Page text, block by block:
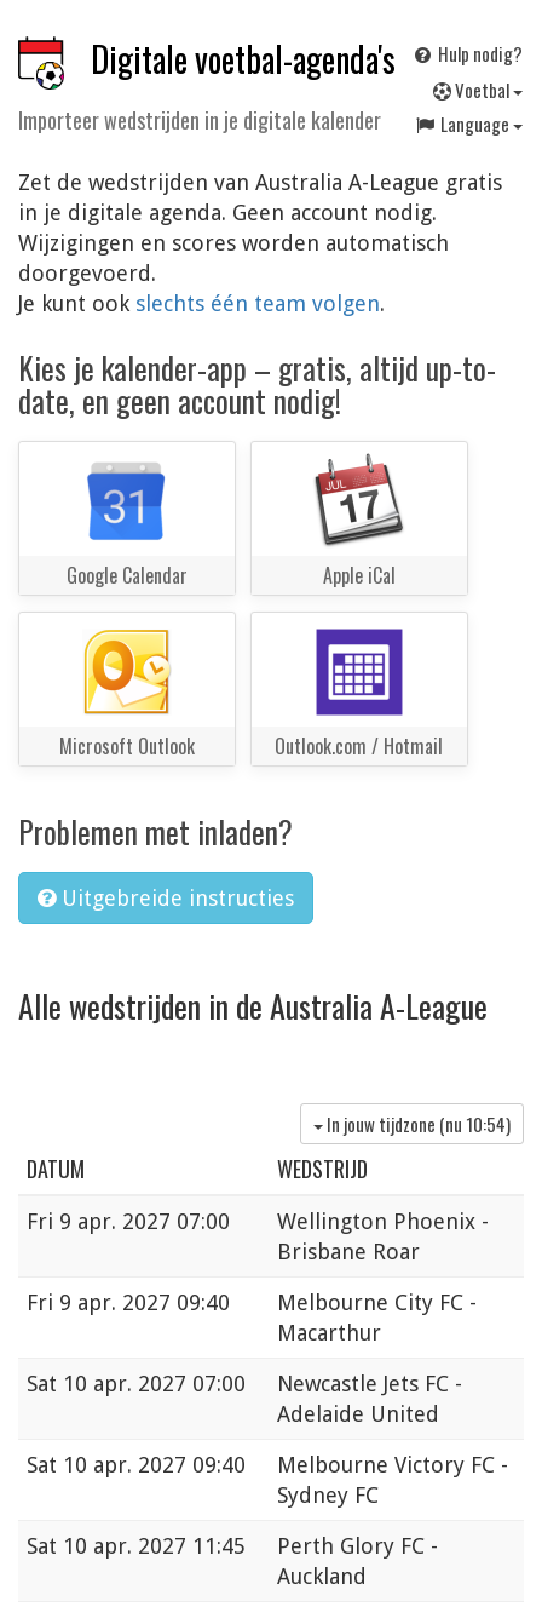
Digitale voetbal-agenda's
Importeer wedstrijden in je digitale kalender
Hulp nodig?
Voetbal
Language
Zet de wedstrijden van Australia A-League gratis
in je digitale agenda. Geen account nodig.
Wijzigingen en scores worden automatisch
doorgevoerd.
Je kunt ook slechts één team volgen.
Kies je kalender-app – gratis, altijd up-to-
date, en geen account nodig!
Google Calendar Apple iCal
Microsoft Outlook Outlook.com / Hotmail
Problemen met inladen?
Uitgebreide instructies
Alle wedstrijden in de Australia A-League
In jouw tijdzone (nu 10:54)
DATUM WEDSTRIJD
Fri 9 apr. 2027 07:00
Wellington Phoenix -
Brisbane Roar
Fri 9 apr. 2027 09:40
Melbourne City FC -
Macarthur
Sat 10 apr. 2027 07:00
Newcastle Jets FC -
Adelaide United
Sat 10 apr. 2027 09:40
Melbourne Victory FC -
Sydney FC
Sat 10 apr. 2027 11:45
Perth Glory FC -
Auckland